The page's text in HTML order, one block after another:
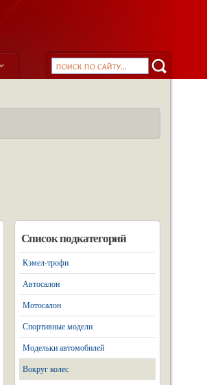
Список подкатегорий
Кэмел-трофи
Автосалон
Мотосалон
Спортивные модели
Модельки автомобилей
Вокруг колес